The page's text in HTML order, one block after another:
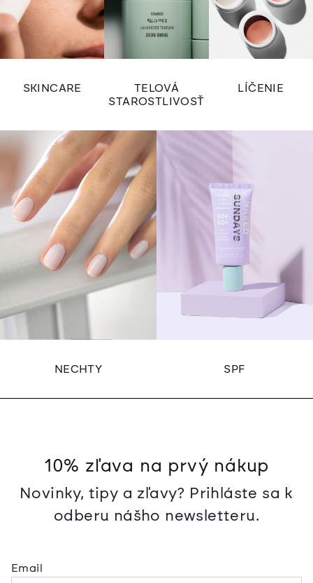
SKINCARE
TELOVÁ
STAROSTLIVOSŤ
LÍČENIE
NECHTY SPF
10% zľava na prvý nákup
Novinky, tipy a zľavy? Prihláste sa k
odberu nášho newsletteru.
Email